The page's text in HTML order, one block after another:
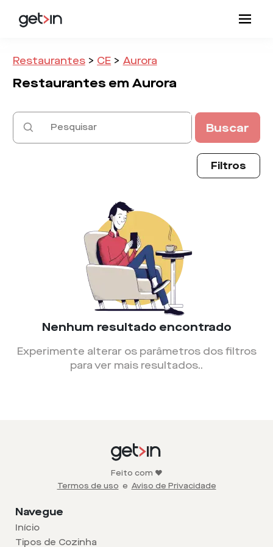
Restaurantes > CE > Aurora
Restaurantes emAurora
Buscar
Filtros
Nenhum resultado encontrado
Experimente alterar os parâmetros dos filtros
para ver mais resultados..
Feito com ❤️
Termos de uso e Aviso de Privacidade
Navegue
Início
Tipos de Cozinha